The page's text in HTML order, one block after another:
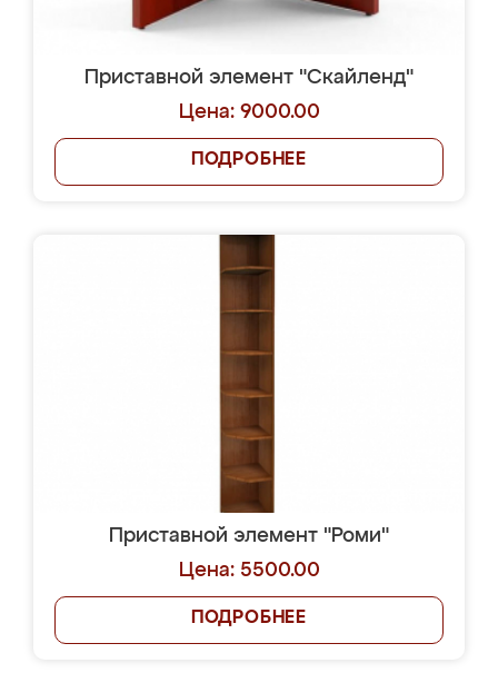
Приставной элемент "Скайленд"
Цена: 9000.00
ПОДРОБНЕЕ
Приставной элемент "Роми"
Цена: 5500.00
ПОДРОБНЕЕ